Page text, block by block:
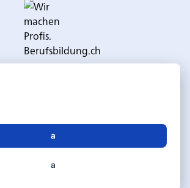
Français
a
a